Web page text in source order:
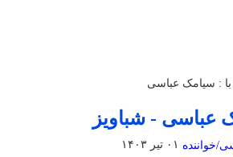
: سیامک عباسی
- شباویز
۰۱ تیر ۱۴۰۳